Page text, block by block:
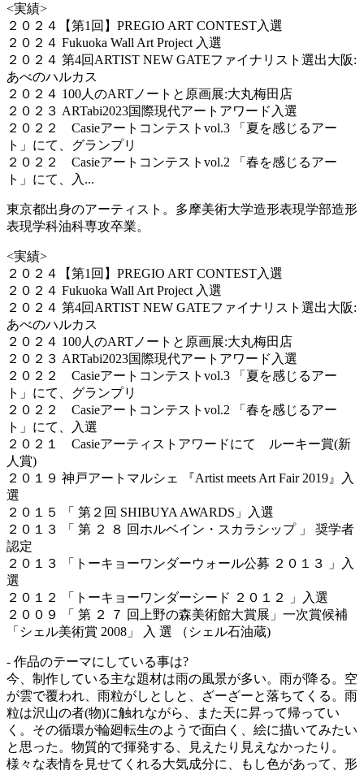
<実績>
２０２４【第1回】PREGIO ART CONTEST入選
２０２４ Fukuoka Wall Art Project 入選
２０２４ 第4回ARTIST NEW GATEファイナリスト選出大阪:
あべのハルカス
２０２４ 100人のARTノートと原画展:大丸梅田店
２０２３ ARTabi2023国際現代アートアワード入選
２０２２ Casieアートコンテストvol.3 「夏を感じるアー
ト」にて、グランプリ
２０２２ Casieアートコンテストvol.2 「春を感じるアー
ト」にて、入...
東京都出身のアーティスト。多摩美術大学造形表現学部造形
表現学科油科専攻卒業。
<実績>
２０２４【第1回】PREGIO ART CONTEST入選
２０２４ Fukuoka Wall Art Project 入選
２０２４ 第4回ARTIST NEW GATEファイナリスト選出大阪:
あべのハルカス
２０２４ 100人のARTノートと原画展:大丸梅田店
２０２３ ARTabi2023国際現代アートアワード入選
２０２２ Casieアートコンテストvol.3 「夏を感じるアー
ト」にて、グランプリ
２０２２ Casieアートコンテストvol.2 「春を感じるアー
ト」にて、入選
２０２１ Casieアーティストアワードにて ルーキー賞(新
人賞)
２０１９ 神戸アートマルシェ 『Artist meets Art Fair 2019』入
選
２０１５ 「 第２回 SHIBUYA AWARDS」入選
２０１３ 「 第 ２ ８ 回ホルベイン・スカラシップ 」 奨学者
認定
２０１３ 「トーキョーワンダーウォール公募 ２０１３ 」入
選
２０１２ 「トーキョーワンダーシード ２０１２ 」入選
２００９ 「 第 ２ ７ 回上野の森美術館大賞展」一次賞候補
「シェル美術賞 2008」 入 選 （シェル石油蔵)
- 作品のテーマにしている事は?
今、制作している主な題材は雨の風景が多い。雨が降る。空
が雲で覆われ、雨粒がしとしと、ざーざーと落ちてくる。雨
粒は沢山の者(物)に触れながら、また天に昇って帰ってい
く。その循環が輪廻転生のようで面白く、絵に描いてみたい
と思った。物質的で揮発する、見えたり見えなかったり。
様々な表情を見せてくれる大気成分に、もし色があって、形